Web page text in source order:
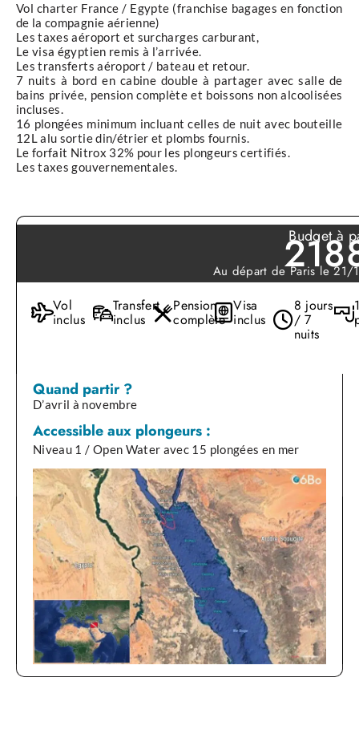
Vol charter France / Egypte (franchise bagages en fonction
de la compagnie aérienne)
Les taxes aéroport et surcharges carburant,
Le visa égyptien remis à l’arrivée.
Les transferts aéroport / bateau et retour.
7 nuits à bord en cabine double à partager avec salle de
bains privée, pension complète et boissons non alcoolisées
incluses.
16 plongées minimum incluant celles de nuit avec bouteille
12L alu sortie din/étrier et plombs fournis.
Le forfait Nitrox 32% pour les plongeurs certifiés.
Les taxes gouvernementales.
Votre bateauDolce Vita
Carré : Grand salon et salle à manger spacieuse avec
Moteurs : 2 Man 800 CV
Compresseurs : 1 Air et 1 Nitrox
Equipement de secours : Pharmacie, radeau de survie, alarme
incendie
Annexes : 2
Budget à
Au départ de Paris le
Vol
inclus
Transfert
inclus
Pension
complète
Visa
inclus
8 jours
/ 7
nuits
Quand partir ?
D’avril à novembre
Accessible aux plongeurs :
Niveau 1 / Open Water avec 15 plongées en mer